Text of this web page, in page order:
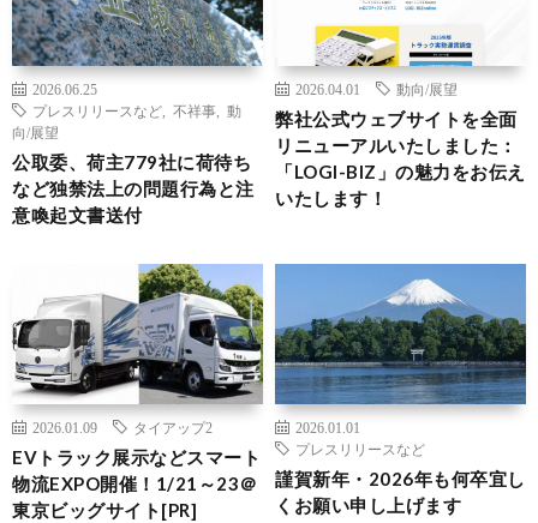
2026.06.25
プレスリリースなど
不祥事
動
向/展望
公取委、荷主779社に荷待ち
など独禁法上の問題行為と注
意喚起文書送付
2026.04.01 動向/展望
弊社公式ウェブサイトを全面
リニューアルいたしました：
「LOGI-BIZ」の魅力をお伝え
いたします！
2026.01.09 タイアップ2
EVトラック展示などスマート
物流EXPO開催！1/21～23＠
東京ビッグサイト[PR]
2026.01.01
プレスリリースなど
謹賀新年・2026年も何卒宜し
くお願い申し上げます